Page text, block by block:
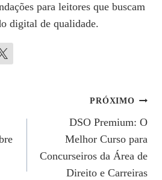
para leitores que buscam
digital de qualidade.
PRÓXIMO
DSO Premium: O
Melhor Curso para
Concurseiros da Área de
Direito e Carreiras